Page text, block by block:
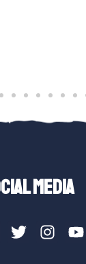
MEDIA